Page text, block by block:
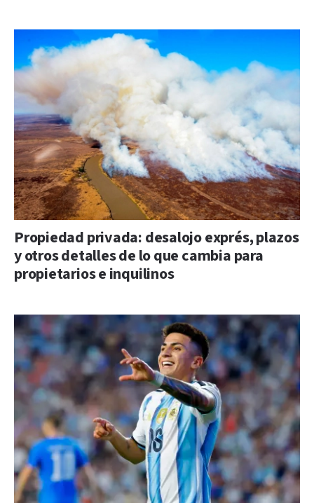
Propiedad privada: desalojo exprés, plazos
y otros detalles de lo que cambia para
propietarios e inquilinos